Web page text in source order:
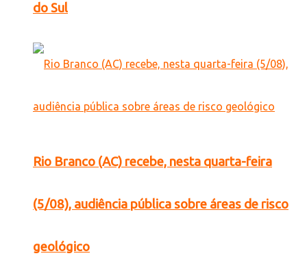
do Sul
Rio Branco (AC) recebe, nesta quarta-feira
(5/08), audiência pública sobre áreas de risco
geológico